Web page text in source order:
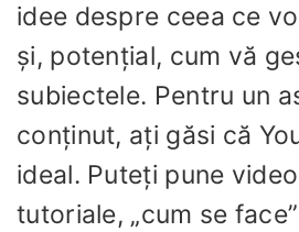
idee despre ceea ce
și, potențial, cum vă
subiectele. Pentru un
conținut, ați găsi că
ideal. Puteți pune
tutoriale, „cum se